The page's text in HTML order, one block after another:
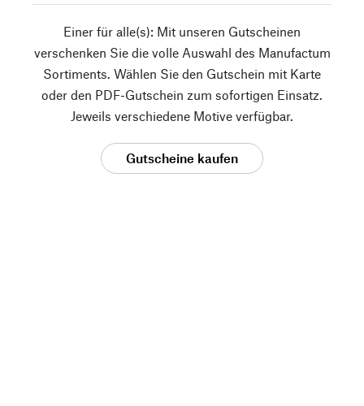
Einer für alle(s): Mit unseren Gutscheinen
verschenken Sie die volle Auswahl des Manufactum
Sortiments. Wählen Sie den Gutschein mit Karte
oder den PDF-Gutschein zum sofortigen Einsatz.
Jeweils verschiedene Motive verfügbar.
Gutscheine kaufen